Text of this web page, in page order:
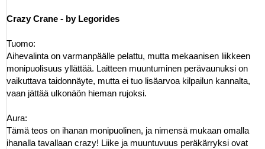
Crazy Crane - by Legorides
Tuomo:
Aihevalinta on varmanpäälle pelattu, mutta mekaanisen liikkeen
monipuolisuus yllättää. Laitteen muuntuminen perävaunuksi on
vaikuttava taidonnäyte, mutta ei tuo lisäarvoa kilpailun kannalta,
vaan jättää ulkonäön hieman rujoksi.
Aura:
Tämä teos on ihanan monipuolinen, ja nimensä mukaan omalla
ihanalla tavallaan crazy! Liike ja muuntuvuus peräkärryksi ovat